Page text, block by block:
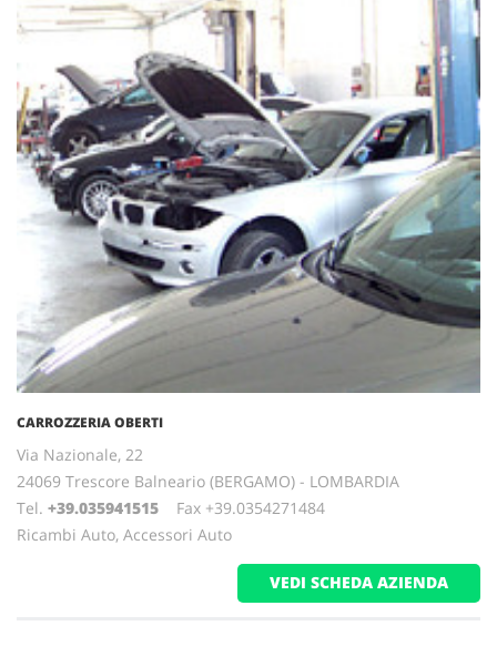
CARROZZERIA OBERTI
Via Nazionale, 22
24069 Trescore Balneario (BERGAMO) - LOMBARDIA
Tel. +39.035941515 Fax +39.0354271484
Ricambi Auto, Accessori Auto
VEDI SCHEDA AZIENDA